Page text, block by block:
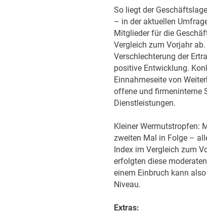
So liegt der
– in der aktuellen
Mitglieder für die
Vergleich zum Vorjahr
Verschlechterung der
positive Entwicklung.
Einnahme­seite von
offene und firmeninterne
Dienstleistungen.
Kleiner Wermutstropfen:
zweiten Mal in Folge –
Index im Vergleich zum
erfolgten diese
einem Einbruch kann
Niveau.
Extras: